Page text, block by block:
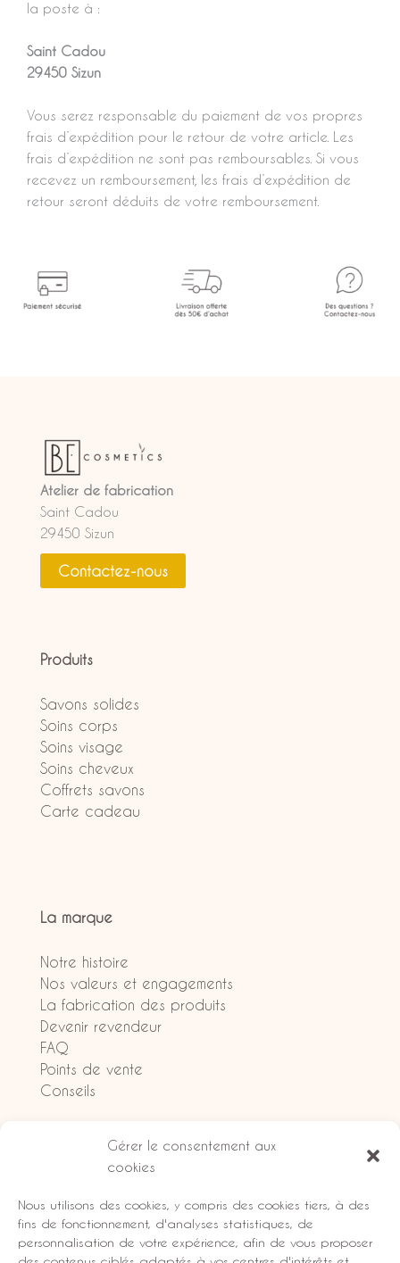
Gérer le consentement aux
cookies
Nous utilisons des cookies, y compris des cookies tiers, à des
fins de fonctionnement, d'analyses statistiques, de
personnalisation de votre expérience, afin de vous proposer
la poste à :
Saint Cadou
29450 Sizun
Vous serez responsable du paiement de vos propres
frais d’expédition pour le retour de votre article. Les
frais d’expédition ne sont pas remboursables. Si vous
recevez un remboursement, les frais d’expédition de
retour seront déduits de votre remboursement.
Atelier de fabrication
Saint Cadou
29450 Sizun
Contactez-nous
Produits
Savons solides
Soins corps
Soins visage
Soins cheveux
Coffrets savons
Carte cadeau
La marque
Notre histoire
Nos valeurs et engagements
La fabrication des produits
Devenir revendeur
FAQ
Points de vente
Conseils
Livraisons et retours
CGV